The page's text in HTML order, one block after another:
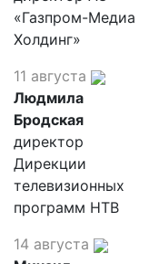
«Газпром-Медиа
Холдинг»
11 августа
Людмила
Бродская
директор
Дирекции
телевизионных
программ НТВ
14 августа